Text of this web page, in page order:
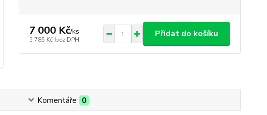
7 000 Kč/ks
5 785 Kč bez DPH
Přidat do košíku
Komentáře 0